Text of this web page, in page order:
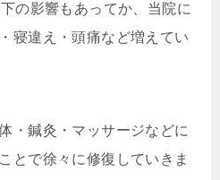
の影響もあってか、当院に
寝違え・頭痛など増えてい
・鍼灸・マッサージなどに
とで徐々に修復していきま